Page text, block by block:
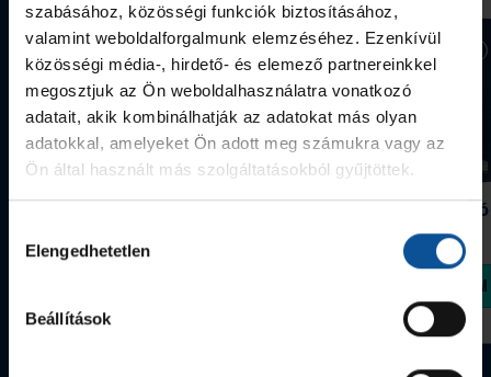
szabásához, közösségi funkciók biztosításához,
valamint weboldalforgalmunk elemzéséhez. Ezenkívül
közösségi média-, hirdető- és elemező partnereinkkel
megosztjuk az Ön weboldalhasználatra vonatkozó
adatait, akik kombinálhatják az adatokat más olyan
adatokkal, amelyeket Ön adott meg számukra vagy az
Ön által használt más szolgáltatásokból gyűjtöttek.
kiválasztása
Elengedhetetlen
Beállítások
Szeged
1 090 Ft
Megvásárolom